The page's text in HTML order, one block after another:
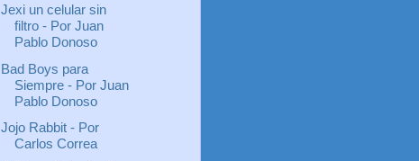
Jexi un celular sin
filtro - Por Juan
Pablo Donoso
Bad Boys para
Siempre - Por Juan
Pablo Donoso
Jojo Rabbit - Por
Carlos Correa